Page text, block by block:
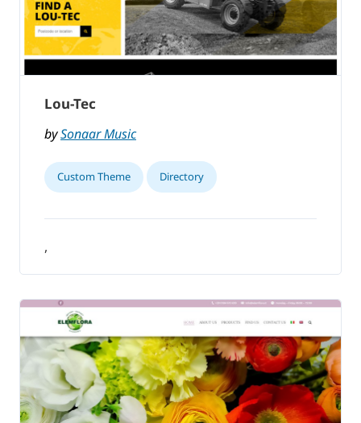
Lou-Tec
bySonaar Music
Custom Theme Directory
,